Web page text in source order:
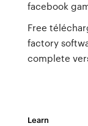
facebook
Free
factory
complete
Learn